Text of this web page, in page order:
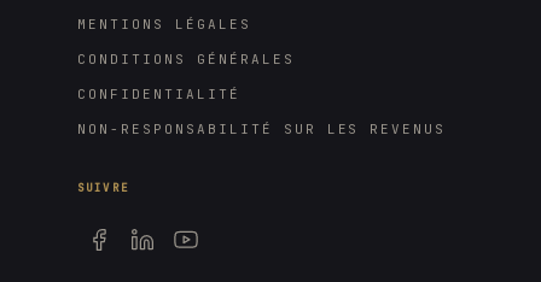
MENTIONS LÉGALES
CONDITIONS GÉNÉRALES
CONFIDENTIALITÉ
NON-RESPONSABILITÉ SUR LES REVENUS
SUIVRE